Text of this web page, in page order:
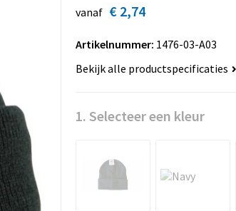
vanaf € 2,74
Artikelnummer: 1476-03-A03
Bekijk alle productspecificaties
1. Selecteer een kleur